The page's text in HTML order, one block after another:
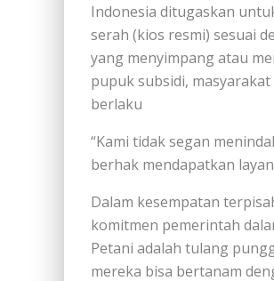
Indonesia ditugaskan
serah (kios resmi) sesuai
yang menyimpang atau
pupuk subsidi,
berlaku
“Kami tidak segan
berhak mendapatkan
Dalam kesempatan
komitmen pemerintah
Petani adalah tulang
mereka bisa bertanam